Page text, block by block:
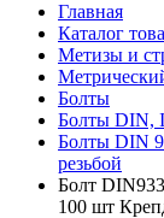
Главная
Каталог
Метизы и
Болты
Болты DIN,
Болты DIN
резьбой
Болт
100 шт